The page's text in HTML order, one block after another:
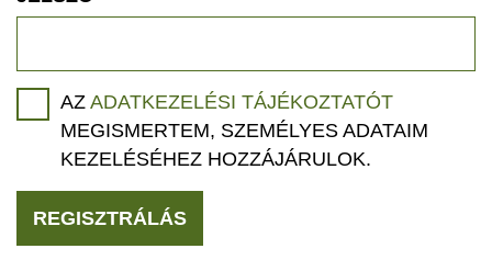
AZ ADATKEZELÉSI TÁJÉKOZTATÓT
MEGISMERTEM, SZEMÉLYES ADATAIM
KEZELÉSÉHEZ HOZZÁJÁRULOK.
REGISZTRÁLÁS